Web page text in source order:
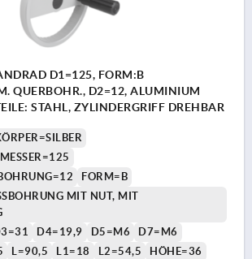
D1=125, FORM:B
QUERBOHR., D2=12, ALUMINIUM
STAHL, ZYLINDERGRIFF DREHBAR
FORM=B
MIT NUT, MIT
D4=19,9 D5=M6
D7=M6
L=90,5 L1=18 L2=54,5
HÖHE=36